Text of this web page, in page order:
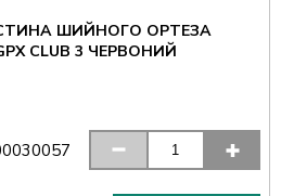
ШИЙНОГО ОРТЕЗА
CLUB 3 ЧЕРВОНИЙ